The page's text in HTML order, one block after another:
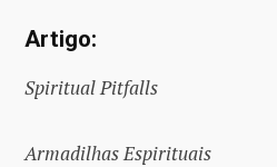
Artigo:
Spiritual Pitfalls
Armadilhas Espirituais